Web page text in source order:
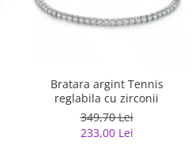
Bratara argint Tennis
reglabila cu zirconii
349,70 Lei
233,00 Lei